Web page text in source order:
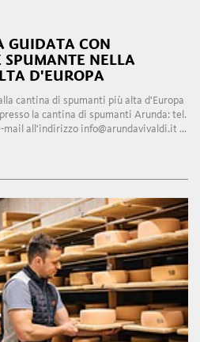
GUIDATA CON
SPUMANTE NELLA
D'EUROPA
cantina di spumanti più alta d'Europa
la cantina di spumanti Arunda: tel.
mail all'indirizzo info@arundavivaldi.it ...